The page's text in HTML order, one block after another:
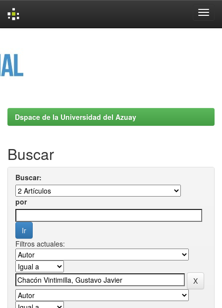
Dspace de la Universidad del Azuay
Buscar
Buscar:
por
Filtros actuales: